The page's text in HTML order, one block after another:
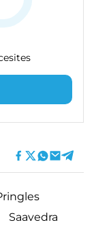
Saavedra